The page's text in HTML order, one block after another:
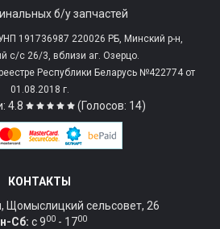
б/у запчастей
191736987 220026 РБ, Минский р-н,
с/c 26/3, вблизи аг. Озерцо.
Республики Беларусь №422774 от
01.08.2018 г.
4.8 (Голосов: 14)
КОНТАКТЫ
Щомыслицкий сельсовет, 26
Сб: c 900 - 1700